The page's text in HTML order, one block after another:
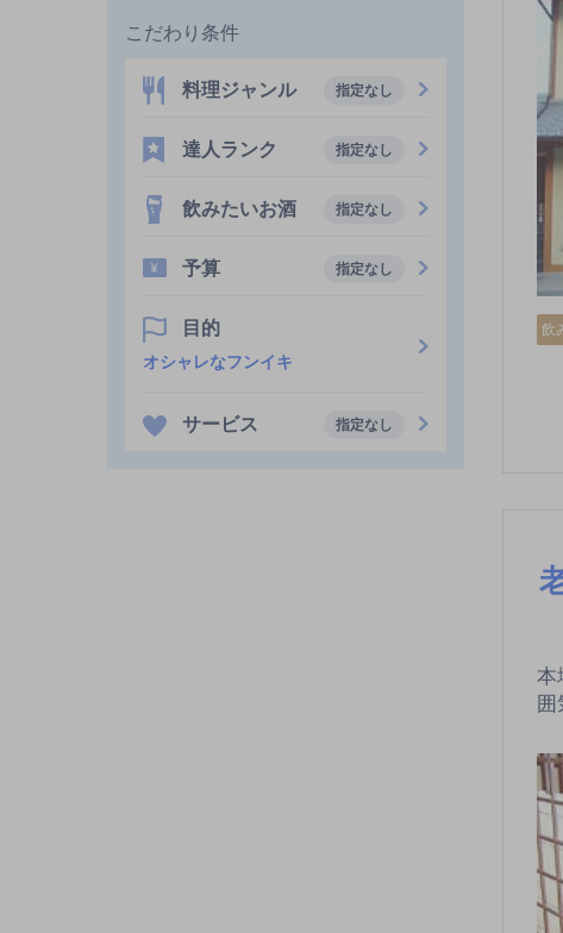
飲
本
こだわり条件
料理ジャンル 指定なし
達人ランク 指定なし
飲みたいお酒 指定なし
予算 指定なし
目的
オシャレなフンイキ
サービス 指定なし